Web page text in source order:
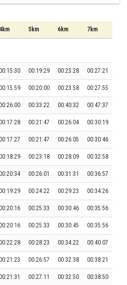
4km 5km 6km 7km
00:15:30 00:19:29 00:23:28 00:27:21
00:15:59 00:20:00 00:23:58 00:27:55
00:26:00 00:33:22 00:40:32 00:47:37
00:17:28 00:21:47 00:26:04 00:30:19
00:17:27 00:21:47 00:26:05 00:30:46
00:18:29 00:23:18 00:28:09 00:32:58
00:20:34 00:26:01 00:31:31 00:36:57
00:19:29 00:24:22 00:29:23 00:34:26
00:20:16 00:25:33 00:30:46 00:35:56
00:20:16 00:25:33 00:30:45 00:35:56
00:22:28 00:28:23 00:34:22 00:40:07
00:21:23 00:26:57 00:32:38 00:38:21
00:21:31 00:27:11 00:32:50 00:38:50